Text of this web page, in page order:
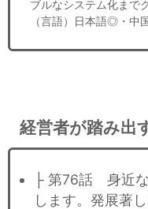
ブルなシステム化まで
（言語）日本語◎・中
経営者が踏み出
├ 第76話 身近
します。発展著